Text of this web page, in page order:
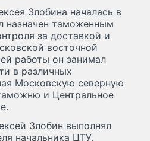
Злобина началась в
назначен таможенным
за доставкой и
восточной
работы он занимал
в различных
Московскую северную
и Центральное
Злобин выполнял
начальника ЦТУ.